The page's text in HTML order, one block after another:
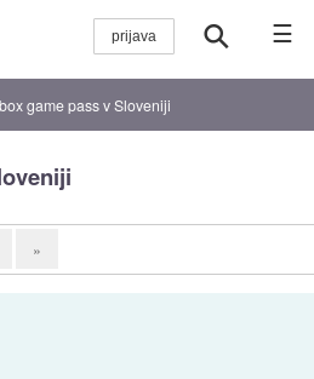
☰
game pass v Sloveniji
»